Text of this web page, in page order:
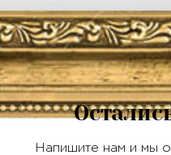
Напишите нам и мы